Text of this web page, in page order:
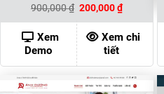
900,000₫ Giá
là:
900,000 ₫.
200,000₫Giá
hiện
tại
là:
200,000 ₫.
Xem
Demo
Xem chi
tiết